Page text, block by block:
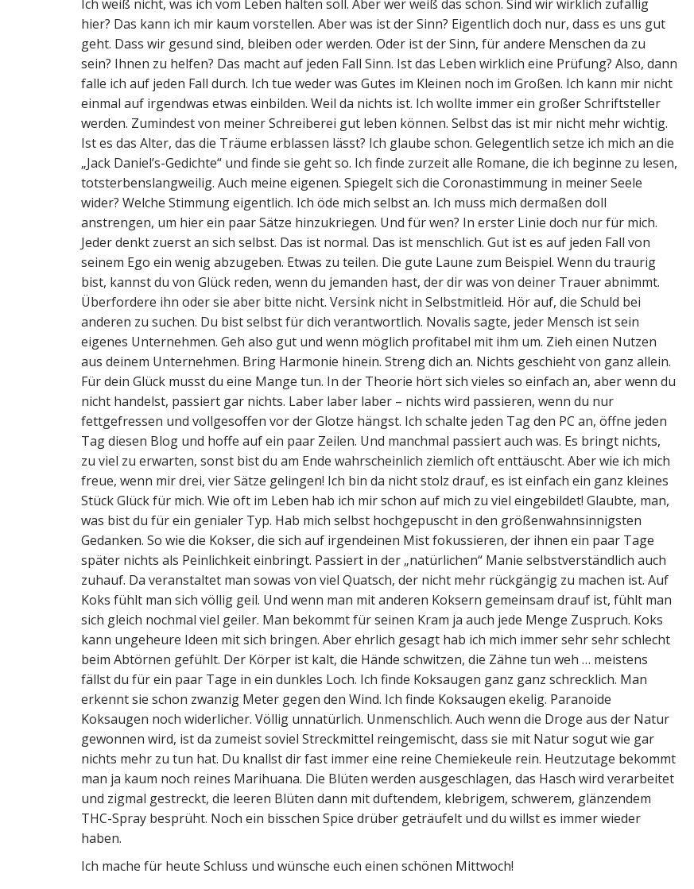
Ich weiß nicht, was ich vom Leben halten soll. Aber wer weiß das schon. Sind wir wirklich zufällig
hier? Das kann ich mir kaum vorstellen. Aber was ist der Sinn? Eigentlich doch nur, dass es uns gut
geht. Dass wir gesund sind, bleiben oder werden. Oder ist der Sinn, für andere Menschen da zu
sein? Ihnen zu helfen? Das macht auf jeden Fall Sinn. Ist das Leben wirklich eine Prüfung? Also, dann
falle ich auf jeden Fall durch. Ich tue weder was Gutes im Kleinen noch im Großen. Ich kann mir nicht
einmal auf irgendwas etwas einbilden. Weil da nichts ist. Ich wollte immer ein großer Schriftsteller
werden. Zumindest von meiner Schreiberei gut leben können. Selbst das ist mir nicht mehr wichtig.
Ist es das Alter, das die Träume erblassen lässt? Ich glaube schon. Gelegentlich setze ich mich an die
„Jack Daniel’s-Gedichte“ und finde sie geht so. Ich finde zurzeit alle Romane, die ich beginne zu lesen,
totsterbenslangweilig. Auch meine eigenen. Spiegelt sich die Coronastimmung in meiner Seele
wider? Welche Stimmung eigentlich. Ich öde mich selbst an. Ich muss mich dermaßen doll
anstrengen, um hier ein paar Sätze hinzukriegen. Und für wen? In erster Linie doch nur für mich.
Jeder denkt zuerst an sich selbst. Das ist normal. Das ist menschlich. Gut ist es auf jeden Fall von
seinem Ego ein wenig abzugeben. Etwas zu teilen. Die gute Laune zum Beispiel. Wenn du traurig
bist, kannst du von Glück reden, wenn du jemanden hast, der dir was von deiner Trauer abnimmt.
Überfordere ihn oder sie aber bitte nicht. Versink nicht in Selbstmitleid. Hör auf, die Schuld bei
anderen zu suchen. Du bist selbst für dich verantwortlich. Novalis sagte, jeder Mensch ist sein
eigenes Unternehmen. Geh also gut und wenn möglich profitabel mit ihm um. Zieh einen Nutzen
aus deinem Unternehmen. Bring Harmonie hinein. Streng dich an. Nichts geschieht von ganz allein.
Für dein Glück musst du eine Mange tun. In der Theorie hört sich vieles so einfach an, aber wenn du
nicht handelst, passiert gar nichts. Laber laber laber – nichts wird passieren, wenn du nur
fettgefressen und vollgesoffen vor der Glotze hängst. Ich schalte jeden Tag den PC an, öffne jeden
Tag diesen Blog und hoffe auf ein paar Zeilen. Und manchmal passiert auch was. Es bringt nichts,
zu viel zu erwarten, sonst bist du am Ende wahrscheinlich ziemlich oft enttäuscht. Aber wie ich mich
freue, wenn mir drei, vier Sätze gelingen! Ich bin da nicht stolz drauf, es ist einfach ein ganz kleines
Stück Glück für mich. Wie oft im Leben hab ich mir schon auf mich zu viel eingebildet! Glaubte, man,
was bist du für ein genialer Typ. Hab mich selbst hochgepuscht in den größenwahnsinnigsten
Gedanken. So wie die Kokser, die sich auf irgendeinen Mist fokussieren, der ihnen ein paar Tage
später nichts als Peinlichkeit einbringt. Passiert in der „natürlichen“ Manie selbstverständlich auch
zuhauf. Da veranstaltet man sowas von viel Quatsch, der nicht mehr rückgängig zu machen ist. Auf
Koks fühlt man sich völlig geil. Und wenn man mit anderen Koksern gemeinsam drauf ist, fühlt man
sich gleich nochmal viel geiler. Man bekommt für seinen Kram ja auch jede Menge Zuspruch. Koks
kann ungeheure Ideen mit sich bringen. Aber ehrlich gesagt hab ich mich immer sehr sehr schlecht
beim Abtörnen gefühlt. Der Körper ist kalt, die Hände schwitzen, die Zähne tun weh … meistens
fällst du für ein paar Tage in ein dunkles Loch. Ich finde Koksaugen ganz ganz schrecklich. Man
erkennt sie schon zwanzig Meter gegen den Wind. Ich finde Koksaugen ekelig. Paranoide
Koksaugen noch widerlicher. Völlig unnatürlich. Unmenschlich. Auch wenn die Droge aus der Natur
gewonnen wird, ist da zumeist soviel Streckmittel reingemischt, dass sie mit Natur sogut wie gar
nichts mehr zu tun hat. Du knallst dir fast immer eine reine Chemiekeule rein. Heutzutage bekommt
man ja kaum noch reines Marihuana. Die Blüten werden ausgeschlagen, das Hasch wird verarbeitet
und zigmal gestreckt, die leeren Blüten dann mit duftendem, klebrigem, schwerem, glänzendem
THC-Spray besprüht. Noch ein bisschen Spice drüber geträufelt und du willst es immer wieder
haben.
Ich mache für heute Schluss und wünsche euch einen schönen Mittwoch!